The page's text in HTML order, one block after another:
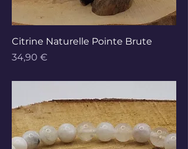
Citrine Naturelle Pointe Brute
Prix
34,90 €